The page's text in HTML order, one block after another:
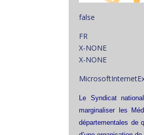
false
FR
X-NONE
X-NONE
Le Syndicat
marginaliser les
départementales de